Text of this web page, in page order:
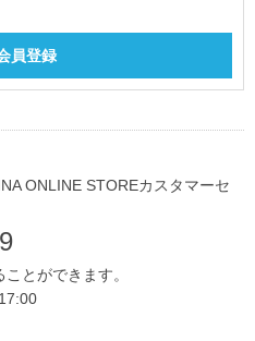
ONLINE STOREカスタマーセ
とができます。